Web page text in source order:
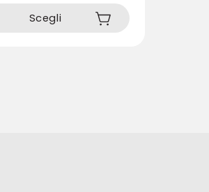
Scegli